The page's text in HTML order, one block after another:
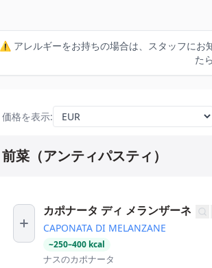
⚠️ アレルギーをお持ちの場合は、スタッフにお
た
価格を表示:
前菜（アンティパスティ）
カポナータ ディ メランザーネ
CAPONATA DI MELANZANE
~250–400 kcal
ナスのカポナータ